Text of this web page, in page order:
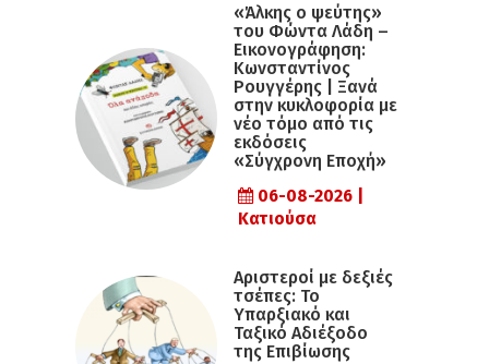
«Άλκης ο ψεύτης»
του Φώντα Λάδη –
Εικονογράφηση:
Κωνσταντίνος
Ρουγγέρης | Ξανά
στην κυκλοφορία με
νέο τόμο από τις
εκδόσεις
«Σύγχρονη Εποχή»
06-08-2026 |
Κατιούσα
Αριστεροί με δεξιές
τσέπες: Το
Υπαρξιακό και
Ταξικό Αδιέξοδο
της Επιβίωσης